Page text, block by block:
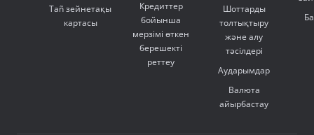
Tañ зейнетақы
картасы
Кредиттер
бойынша
мерзімі өткен
берешекті
реттеу
Шоттарды
толтықтыру
және алу
тәсілдері
Аударымдар
Валюта
айырбастау